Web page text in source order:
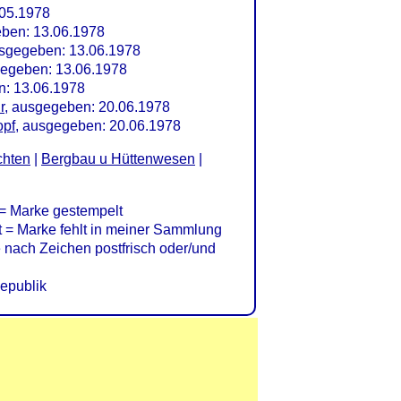
13.06.1978
13.06.1978
13.06.1978
13.06.1978
, ausgegeben: 20.06.1978
, ausgegeben: 20.06.1978
Bergbau u Hüttenwesen
Marke gestempelt
= Marke fehlt in meiner Sammlung
Zeichen postfrisch oder/und